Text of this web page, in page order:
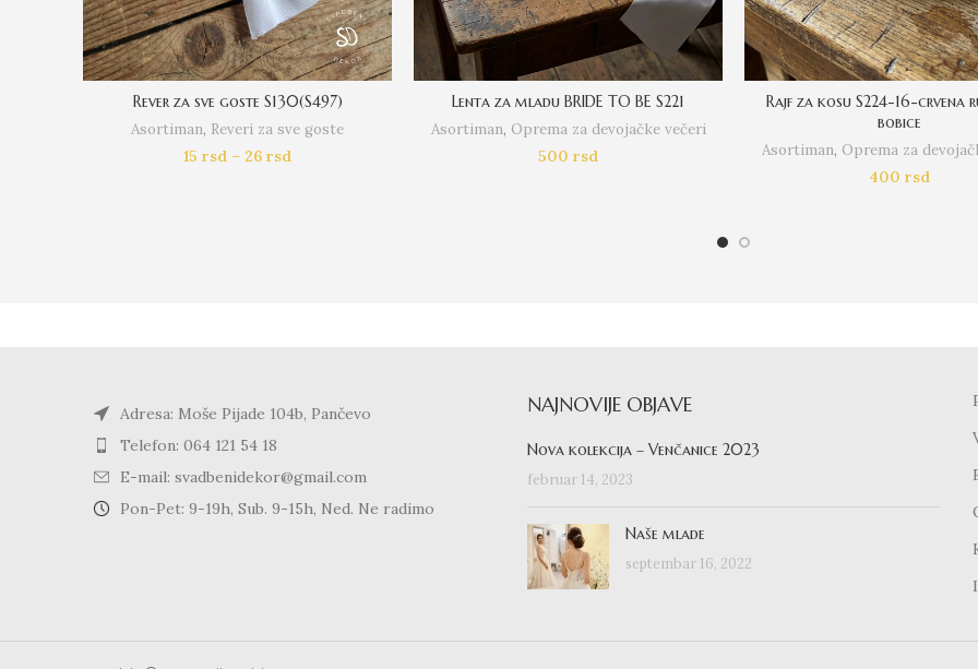
Rever za sve goste S130(S497)
Asortiman, Reveri za sve goste
15 rsd – 26 rsd
Lenta za mladu BRIDE TO BE S221
Asortiman, Oprema za devojačke večeri
500 rsd
Rajf za kosu S224-16-crvena
bobice
Asortiman, Oprema za
400 rsd
Adresa: Moše Pijade 104b, Pančevo
Telefon: 064 121 54 18
E-mail: svadbenidekor@gmail.com
Pon-Pet: 9-19h, Sub. 9-15h, Ned. Ne radimo
NAJNOVIJE OBJAVE
Nova kolekcija – Venčanice 2023
februar 14, 2023
Naše mlade
septembar 16, 2022